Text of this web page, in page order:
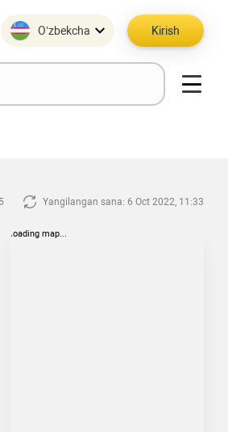
O’zbekcha Kirish
Yangilangan sana: 6 Oct 2022, 11:33
loading map...